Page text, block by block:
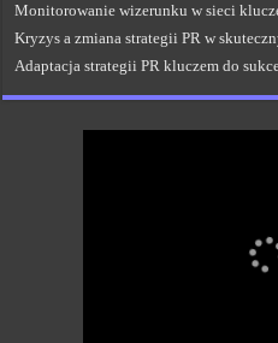
Monitorowanie wizerunku w sieci
Kryzys a zmiana strategii PR w
Adaptacja strategii PR kluczem do